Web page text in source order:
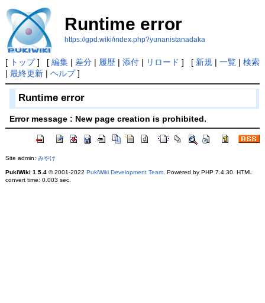
Runtime error
https://gpd.wiki/index.php?yunanistanadaka
[ トップ] [ 編集| 差分| 履歴| 添付| リロード ] [ 新規 | 一覧| 検索
| 最終更新| ヘルプ]
Runtime error
Error message : New page creation is prohibited.
Site admin: みやけ
PukiWiki 1.5.4© 2001-2022 PukiWiki Development Team. Powered by PHP 7.4.30. HTML
convert time: 0.003 sec.